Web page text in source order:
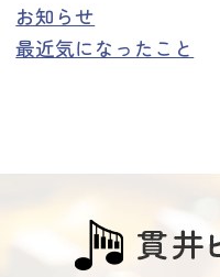
お知らせ
最近気になったこと